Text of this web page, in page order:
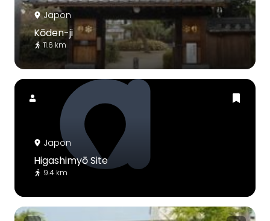
Japon
Kōden-ji
11.6 km
Japon
Higashimyō Site
9.4 km